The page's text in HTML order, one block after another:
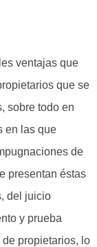
ventajas que
que se
sobre todo en
en las que
de
presentan éstas
del juicio
y prueba
propietarios, lo